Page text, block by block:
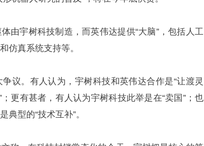
由宇树科技制造，而英伟达提供“大脑”，包括人工
仿真系统支持等。
议。有人认为，宇树科技和英伟达合作是“让渡灵
更有甚者，有人认为宇树科技此举是在“卖国”；也
型的“技术互补”。